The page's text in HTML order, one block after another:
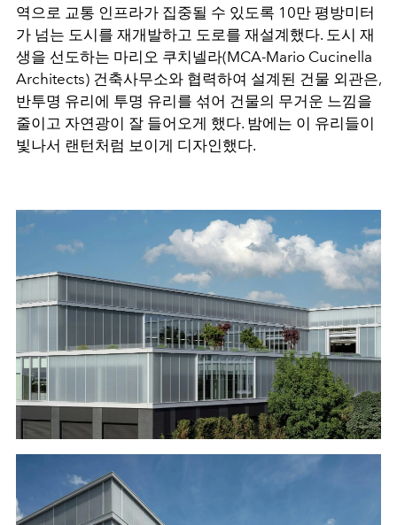
역으로 교통 인프라가 집중될 수 있도록 10만 평방미터
가 넘는 도시를 재개발하고 도로를 재설계했다. 도시 재
생을 선도하는 마리오 쿠치넬라(MCA-Mario Cucinella
Architects) 건축사무소와 협력하여 설계된 건물 외관은,
반투명 유리에 투명 유리를 섞어 건물의 무거운 느낌을
줄이고 자연광이 잘 들어오게 했다. 밤에는 이 유리들이
빛나서 랜턴처럼 보이게 디자인했다.